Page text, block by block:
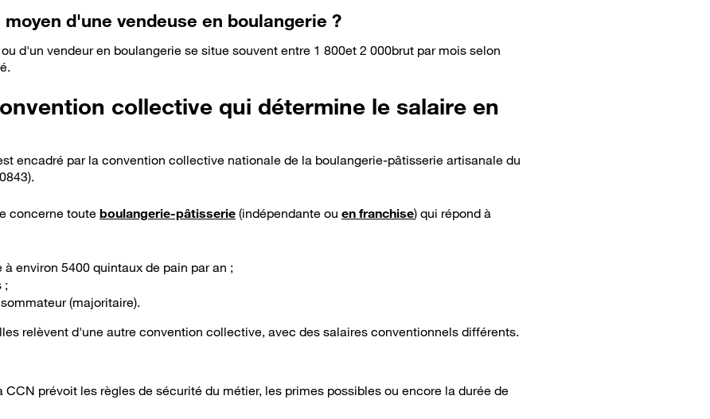
d'une vendeuse en boulangerie ?
d'un vendeur en boulangerie se situe souvent entre 1 800et 2 000brut par mois selon
collective qui détermine le salaire en
encadré par la convention collective nationale de la boulangerie-pâtisserie artisanale du
concerne touteboulangerie-pâtisserie (indépendante ou en franchise) qui répond à
environ 5400 quintaux de pain par an ;
;
(majoritaire).
relèvent d'une autre convention collective, avec des salaires conventionnels différents.
CCN prévoit les règles de sécurité du métier, les primes possibles ou encore la durée de